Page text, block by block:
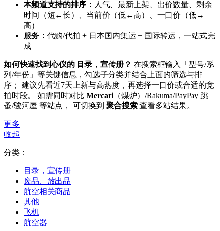
本频道支持的排序： 人气、最新上架、出价数量、剩余
时间（短↔长）、当前价（低↔高）、一口价（低↔
高）
服务： 代购/代拍 + 日本国内集运 + 国际转运，一站式完
成
如何快速找到心仪的 目录，宣传册？ 在搜索框输入「型号/系
列/年份」等关键信息，勾选子分类并结合上面的筛选与排
序； 建议先看近7天上新与高热度，再选择一口价或合适的竞
拍时段。 如需同时对比 Mercari （煤炉）/Rakuma/PayPay 跳
蚤/骏河屋 等站点， 可切换到 聚合搜索 查看多站结果。
更多
收起
分类：
目录，宣传册
废品、放出品
航空相关商品
其他
飞机
航空器